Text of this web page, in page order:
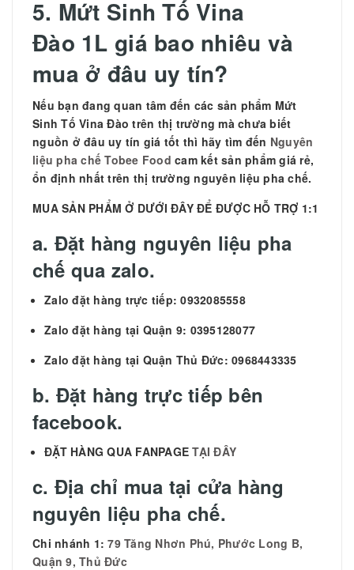
5. Mứt Sinh Tố Vina
Đào 1L giá bao nhiêu và
mua ở đâu uy tín?
Nếu bạn đang quan tâm đến các sản phẩm Mứt
Sinh Tố Vina Đào trên thị trường mà chưa biết
nguồn ở đâu uy tín giá tốt thì hãy tìm đến Nguyên
liệu pha chế Tobee Food cam kết sản phẩm giá rẻ,
ổn định nhất trên thị trường nguyên liệu pha chế.
MUA SẢN PHẨM Ở DƯỚI ĐÂY ĐỂ ĐƯỢC HỖ TRỢ 1:1
a. Đặt hàng nguyên liệu pha
chế qua zalo.
Zalo đặt hàng trực tiếp: 0932085558
Zalo đặt hàng tại Quận 9: 0395128077
Zalo đặt hàng tại Quận Thủ Đức: 0968443335
b. Đặt hàng trực tiếp bên
facebook.
ĐẶT HÀNG QUA FANPAGETẠI ĐÂY
c. Địa chỉ mua tại cửa hàng
nguyên liệu pha chế.
Chi nhánh 1:79 Tăng Nhơn Phú, Phước Long B,
Quận 9, Thủ Đức